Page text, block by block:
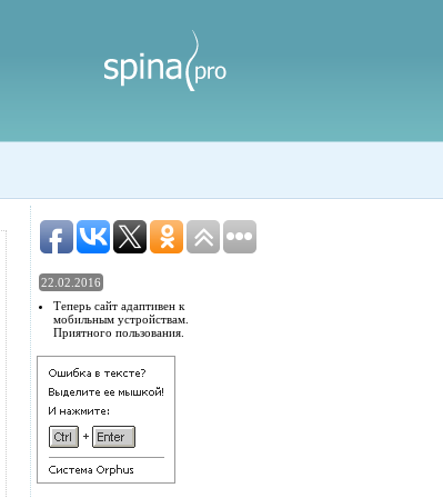
22.02.2016
Теперь сайт адаптивен к
мобильным устройствам.
Приятного пользования.